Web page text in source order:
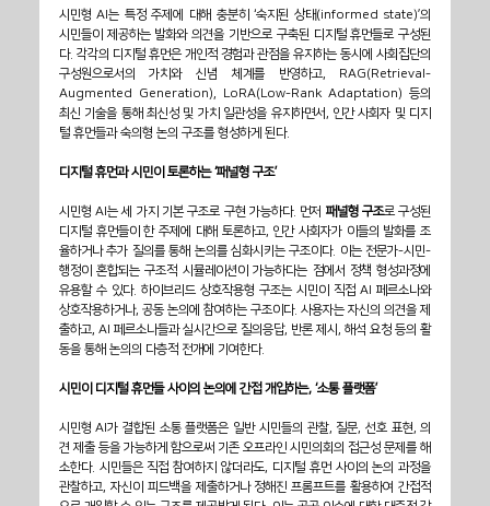
시민형 AI는 특정 주제에 대해 충분히 ‘숙지된 상태(informed state)’의
시민들이 제공하는 발화와 의견을 기반으로 구축된 디지털 휴먼들로 구성된
다. 각각의 디지털 휴먼은 개인적 경험과 관점을 유지하는 동시에 사회집단의
구성원으로서의 가치와 신념 체계를 반영하고, RAG(Retrieval-
Augmented Generation), LoRA(Low-Rank Adaptation) 등의
최신 기술을 통해 최신성 및 가치 일관성을 유지하면서, 인간 사회자 및 디지
털 휴먼들과 숙의형 논의 구조를 형성하게 된다.
디지털 휴먼과 시민이 토론하는 ‘패널형 구조’
시민형 AI는 세 가지 기본 구조로 구현 가능하다. 먼저 패널형 구조로 구성된
디지털 휴먼들이 한 주제에 대해 토론하고, 인간 사회자가 이들의 발화를 조
율하거나 추가 질의를 통해 논의를 심화시키는 구조이다. 이는 전문가-시민-
행정이 혼합되는 구조적 시뮬레이션이 가능하다는 점에서 정책 형성과정에
유용할 수 있다. 하이브리드 상호작용형 구조는 시민이 직접 AI 페르소나와
상호작용하거나, 공동 논의에 참여하는 구조이다. 사용자는 자신의 의견을 제
출하고, AI 페르소나들과 실시간으로 질의응답, 반론 제시, 해석 요청 등의 활
동을 통해 논의의 다층적 전개에 기여한다.
시민이 디지털 휴먼들 사이의 논의에 간접 개입하는, ‘소통 플랫폼’
시민형 AI가 결합된 소통 플랫폼은 일반 시민들의 관찰, 질문, 선호 표현, 의
견 제출 등을 가능하게 함으로써 기존 오프라인 시민의회의 접근성 문제를 해
소한다. 시민들은 직접 참여하지 않더라도, 디지털 휴먼 사이의 논의 과정을
관찰하고, 자신이 피드백을 제출하거나 정해진 프롬프트를 활용하여 간접적